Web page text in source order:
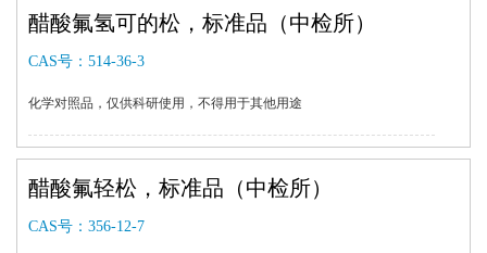
醋酸氟氢可的松，标准品（中检所）
CAS号： 514-36-3
化学对照品，仅供科研使用，不得用于其他用途
醋酸氟轻松，标准品（中检所）
CAS号： 356-12-7